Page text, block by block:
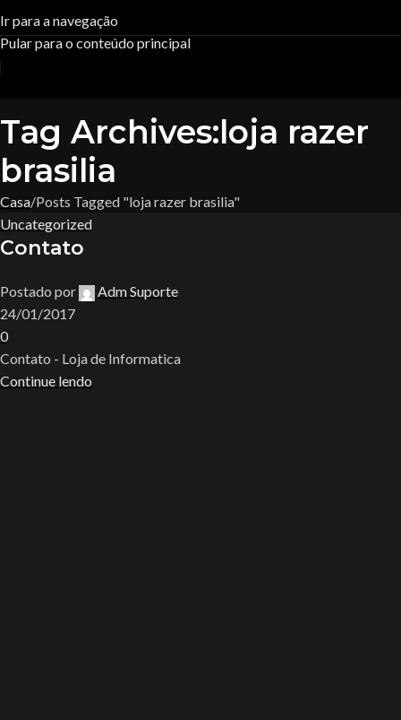
Ir para a navegação
Pular para o conteúdo principal
Tag Archives:loja razer
brasilia
Casa Posts Tagged "loja razer brasilia"
Uncategorized
Contato
Postado por
Adm Suporte
24/01/2017
0
Contato - Loja de Informatica
Continue lendo